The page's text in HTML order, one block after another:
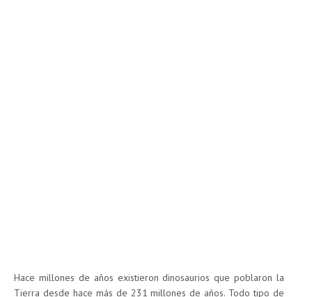
Hace millones de años existieron dinosaurios que poblaron la
Tierra desde hace más de 231 millones de años. Todo tipo de